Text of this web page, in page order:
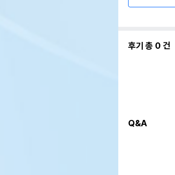
후기 총 0 건
Q&A